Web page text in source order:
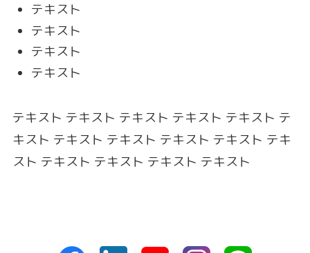
テキスト
テキスト
テキスト
テキスト
テキスト テキスト テキスト テキスト テキスト テ
キスト テキスト テキスト テキスト テキスト テキ
スト テキスト テキスト テキスト テキスト